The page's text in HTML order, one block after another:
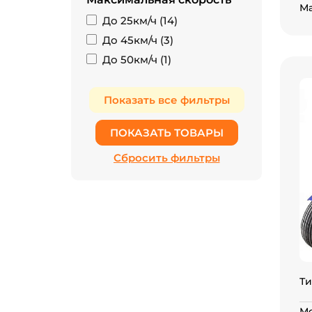
До 25км/ч (14)
До 45км/ч (3)
До 50км/ч (1)